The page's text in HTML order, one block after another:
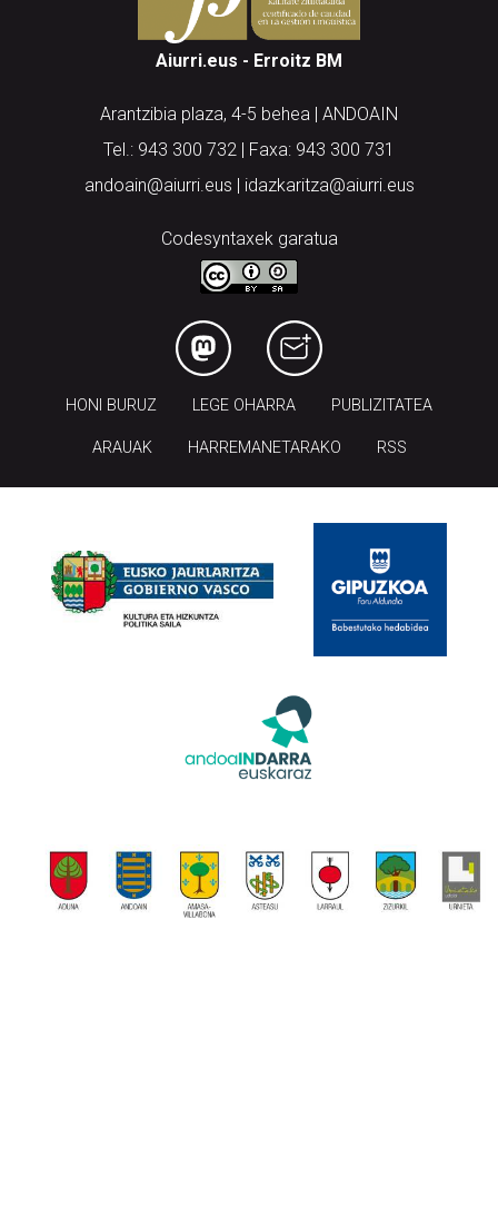
Aiurri.eus - Erroitz BM
Arantzibia plaza, 4-5 behea | ANDOAIN
Tel.: 943 300 732 | Faxa: 943 300 731
andoain@aiurri.eus | idazkaritza@aiurri.eus
Codesyntaxek garatua
HONI BURUZ LEGE OHARRA PUBLIZITATEA
ARAUAK HARREMANETARAKO RSS